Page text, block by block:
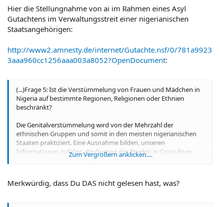
Grüße fumarat
Männliche Kinder werden in Lagern ausgebildet, um gegen die
eigene Volksgruppe zu agieren.
Hier die Stellungnahme von ai im Rahmen eines Asyl
Gutachtens im Verwaltungsstreit einer nigerianischen
Staatsangehörigen:
http://www2.amnesty.de/internet/Gutachte.nsf/0/781a9923
3aaa960cc1256aaa003a8052?OpenDocument:
(...)Frage 5: Ist die Verstümmelung von Frauen und Mädchen in
Nigeria auf bestimmte Regionen, Religionen oder Ethnien
beschränkt?
Die Genitalverstümmelung wird von der Mehrzahl der
ethnischen Gruppen und somit in den meisten nigerianischen
Staaten praktiziert. Eine Ausnahme bilden, unseren
Informationen zufolge, die Gruppe der Etsekiri in Cross River
State. Der Prozentsatz der Frauen und Mädchen, an denen
Kwara, Bendel, Imo und Cross River soll die Verstümmelungsrate
Zum Vergrößern anklicken....
Merkwürdig, dass Du DAS nicht gelesen hast, was?